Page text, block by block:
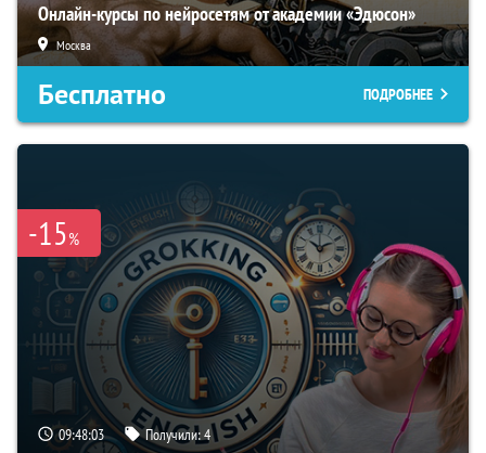
Онлайн-курсы по нейросетям от академии «Эдюсон»
Москва
Бесплатно ПОДРОБНЕЕ
-15%
09:48:02 Получили:4